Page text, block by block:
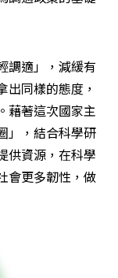
調適」，減緩有
同樣的態度，
藉著這次國家主
」，結合科學研
供資源，在科學
會更多韌性，做